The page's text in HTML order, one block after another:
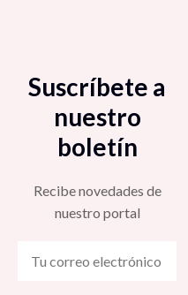
Suscríbete a
nuestro
boletín
Recibe novedades de
nuestro portal